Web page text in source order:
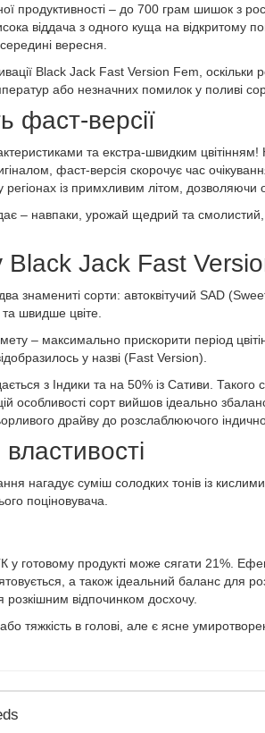
Мова магазину
продуктивності – до 700 грам шишок з
віддача з одного куща на відкритому
вересня.
Black Jack Fast Version Fem, оскільки
або незначних помилок у поливі
фаст-версії
та екстра-швидким
фаст-версія скорочує час
із примхливим літом, дозволяючи
– навпаки, урожай щедрий та
Black Jack Fast
знамениті сорти: автоквітучий SAD
швидше цвіте.
– максимально прискорити період
у назві (Fast Version).
з Індики та на 50% із Сативи.
особливості сорт вийшов ідеально
драйву до розслаблюючого
нагадує суміш солодких тонів із
поціновувача.
у готовому продукті може сягати 21%.
а також ідеальний баланс для
відпочинком досхочу.
тяжкість в голові, але є ясне